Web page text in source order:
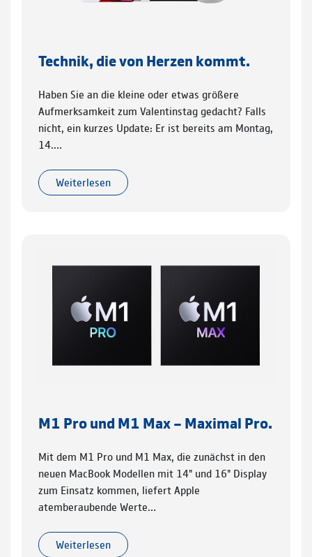
Technik, die von Herzen kommt.
Haben Sie an die kleine oder etwas größere
Aufmerksamkeit zum Valentinstag gedacht? Falls
nicht, ein kurzes Update: Er ist bereits am Montag,
14.…
Weiterlesen
M1 Pro und M1 Max – Maximal Pro.
Mit dem M1 Pro und M1 Max, die zunächst in den
neuen MacBook Modellen mit 14" und 16" Display
zum Einsatz kommen, liefert Apple
atemberaubende Werte…
Weiterlesen